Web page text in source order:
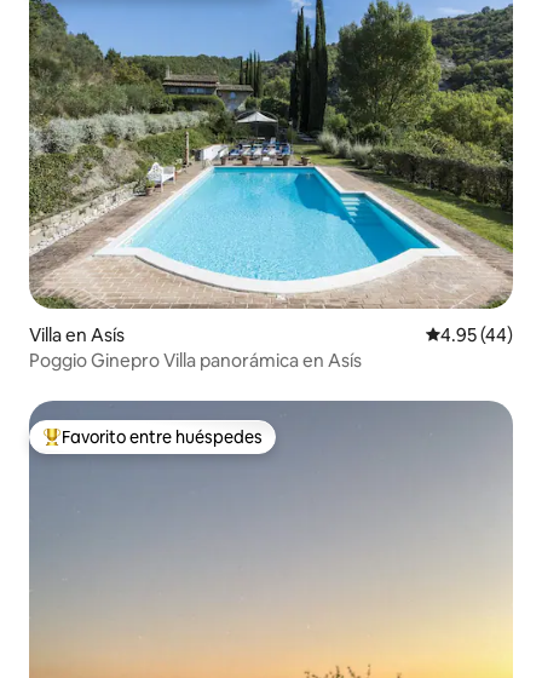
Villa en Asís Calificación
4.95 (44)
Poggio Ginepro Villa panorámica en Asís
Favorito entre huéspedes preferido
Favorito entre huéspedes